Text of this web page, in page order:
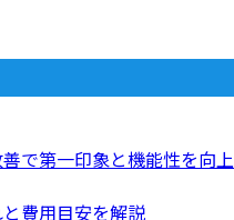
で第一印象と機能性を向上
費用目安を解説